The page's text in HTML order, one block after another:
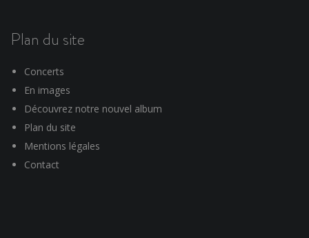
Plan du site
Concerts
En images
Découvrez notre nouvel album
Plan du site
Mentions légales
Contact